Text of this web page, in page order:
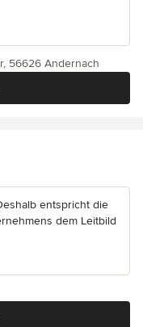
56626 Andernach
entspricht die
dem Leitbild